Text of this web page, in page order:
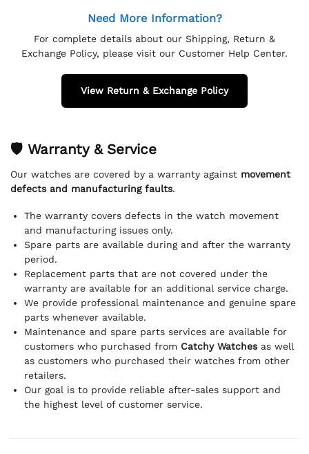
Need More Information?
For complete details about our Shipping, Return &
Exchange Policy, please visit our Customer Help Center.
View Return & Exchange Policy
🛡 Warranty & Service
Our watches are covered by a warranty against movement
defects and manufacturing faults.
The warranty covers defects in the watch movement
and manufacturing issues only.
Spare parts are available during and after the warranty
period.
Replacement parts that are not covered under the
warranty are available for an additional service charge.
We provide professional maintenance and genuine spare
parts whenever available.
Maintenance and spare parts services are available for
customers who purchased from Catchy Watchesas well
as customers who purchased their watches from other
retailers.
Our goal is to provide reliable after-sales support and
the highest level of customer service.